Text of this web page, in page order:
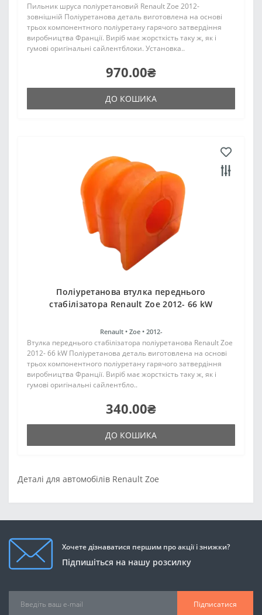
Пильник шруса поліуретановий Renault Zoe 2012-
зовнішній Поліуретанова деталь виготовлена на основі
трьох компонентного поліуретану гарячого затвердіння
виробництва Франції. Виріб має жорсткість таку ж, як і
гумові оригінальні сайлентблоки. Установка..
970.00₴
ДО КОШИКА
Поліуретанова втулка переднього
стабілізатора Renault Zoe 2012- 66 kW
Renault • Zoe • 2012-
Втулка переднього стабілізатора поліуретанова Renault Zoe
2012- 66 kW Поліуретанова деталь виготовлена на основі
трьох компонентного поліуретану гарячого затвердіння
виробництва Франції. Виріб має жорсткість таку ж, як і
гумові оригінальні сайлентбло..
340.00₴
ДО КОШИКА
Деталі для автомобілів Renault Zoe
Хочете дізнаватися першим про акції і знижки?
Підпишіться на нашу розсилку
Підписатися